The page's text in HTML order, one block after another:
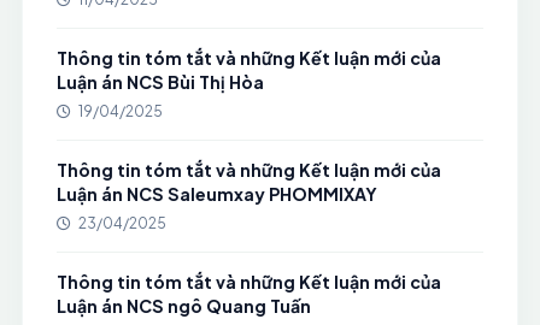
Thông tin tóm tắt và những Kết luận mới của
Luận án NCS Bùi Thị Hòa
19/04/2025
Thông tin tóm tắt và những Kết luận mới của
Luận án NCS Saleumxay PHOMMIXAY
23/04/2025
Thông tin tóm tắt và những Kết luận mới của
Luận án NCS ngô Quang Tuấn